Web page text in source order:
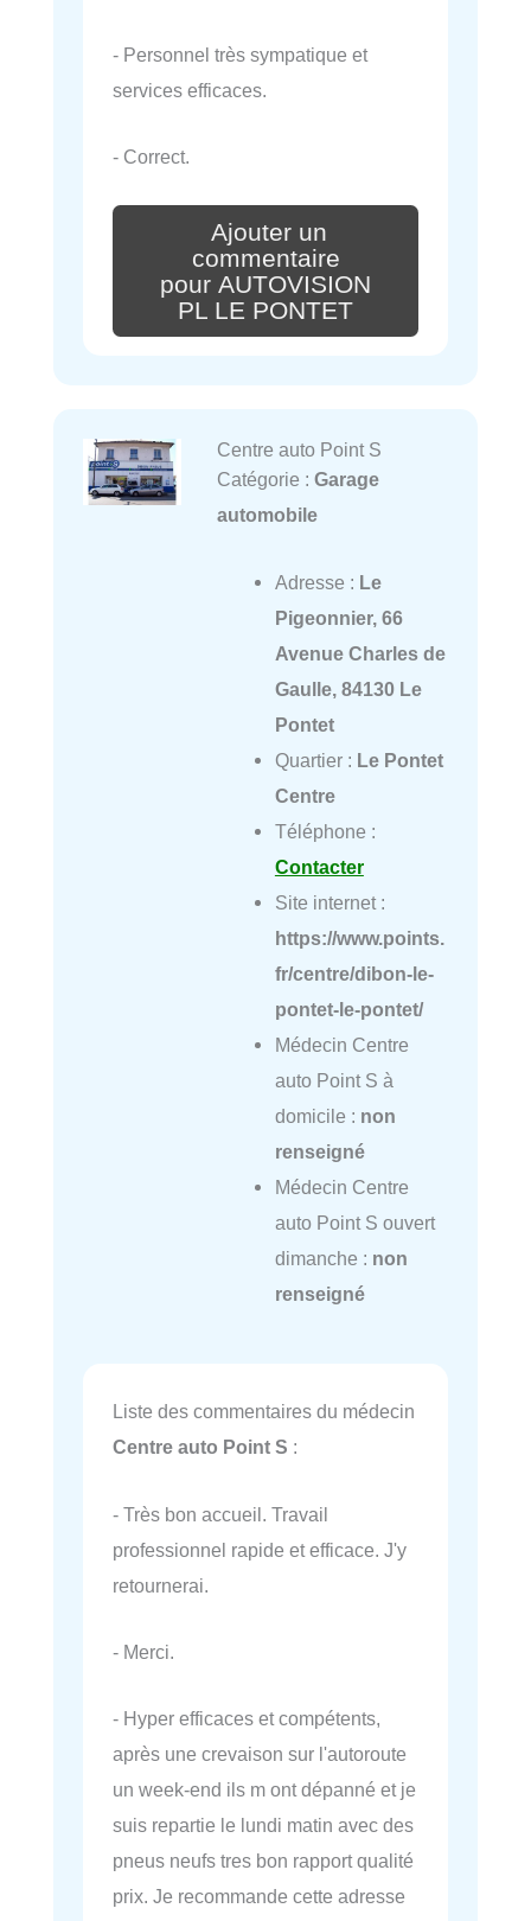
- Personnel très sympatique et
services efficaces.
- Correct.
Ajouter un
commentaire
pour AUTOVISION
PL LE PONTET
Centre auto Point S
Catégorie : Garage
automobile
Adresse : Le
Pigeonnier, 66
Avenue Charles de
Gaulle, 84130 Le
Pontet
Quartier : Le Pontet
Centre
Téléphone :
Contacter
Site internet :
https://www.points.
fr/centre/dibon-le-
pontet-le-pontet/
Médecin Centre
auto Point S à
domicile : non
renseigné
Médecin Centre
auto Point S ouvert
dimanche : non
renseigné
Liste des commentaires du médecin
Centre auto Point S :
- Très bon accueil. Travail
professionnel rapide et efficace. J'y
retournerai.
- Merci.
- Hyper efficaces et compétents,
après une crevaison sur l'autoroute
un week-end ils m ont dépanné et je
suis repartie le lundi matin avec des
pneus neufs tres bon rapport qualité
prix. Je recommande cette adresse